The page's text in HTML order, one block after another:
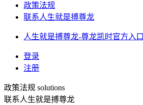
政策法规
联系人生就是搏尊龙
人生就是搏尊龙-尊龙凯时官方入口
登录
注册
政策法规 solutions
联系人生就是搏尊龙